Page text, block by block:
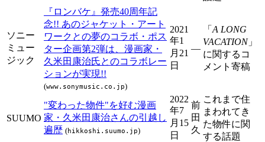
ソニー
ミュー
ジック
『ロンバケ』発売40周年記
念!! あのジャケット・アート
ワークとの夢のコラボ・ポス
ター企画第2弾は、漫画家・
久米田康治氏とのコラボレー
ションが実現!!
(www.sonymusic.co.jp)
2021
年1
月21
日
―
「 A LONG
VACATION」
に関するコ
メント寄稿
SUUMO
"変わった物件"を好む漫画
家・久米田康治さんの引越し
遍歴 (hikkoshi.suumo.jp)
2022
年7
月15
日
前
田
久
これまで住
まわれてき
た物件に関
する話題